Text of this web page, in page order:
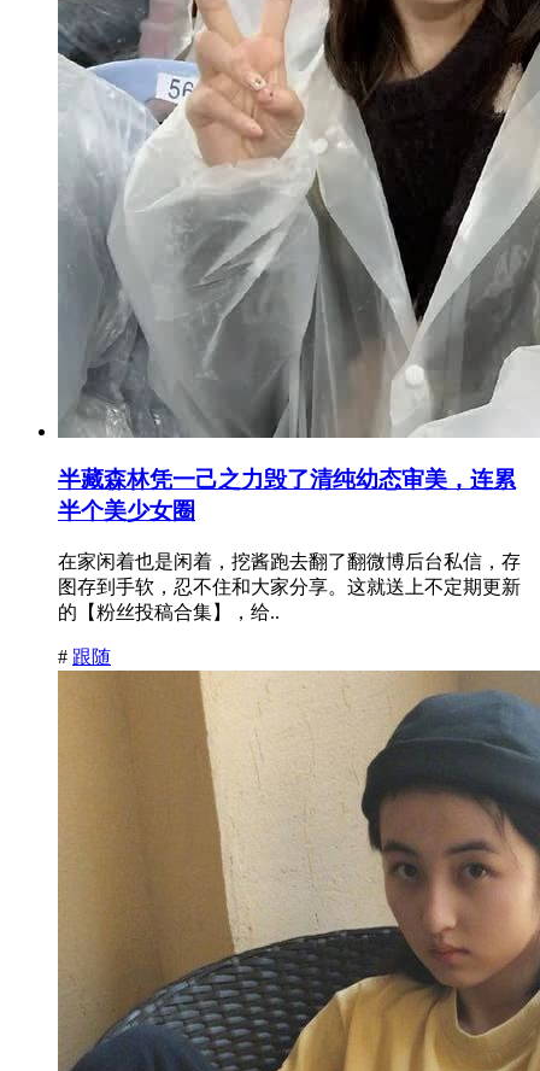
半藏森林凭一己之力毁了清纯幼态审美，连累
半个美少女圈
在家闲着也是闲着，挖酱跑去翻了翻微博后台私信，存
图存到手软，忍不住和大家分享。这就送上不定期更新
的【粉丝投稿合集】，给..
# 跟随